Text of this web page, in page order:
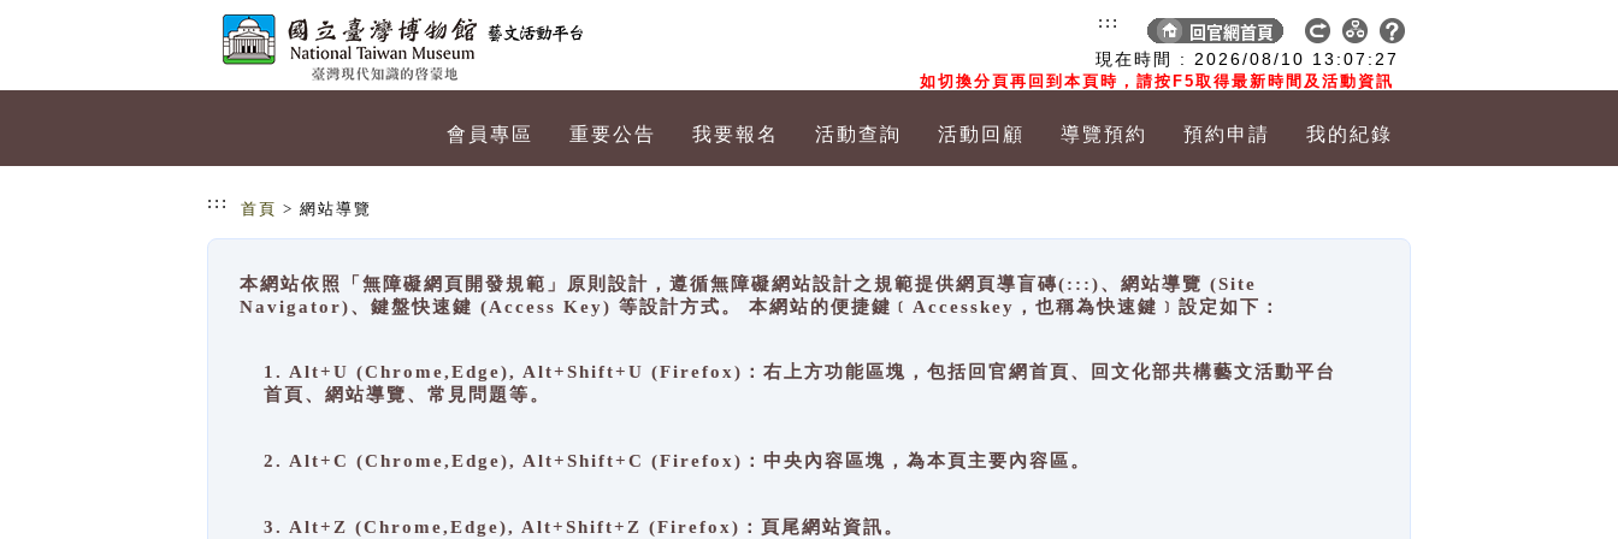
現在時間 : 2026/08/10 13:07:27
如切換分頁再回到本頁時，請按F5取得最新時間及活動資訊
:::
會員專區 重要公告 我要報名 活動查詢 活動回顧 導覽預約 預約申請 我的紀錄
::: 首頁 > 網站導覽
本網站依照「無障礙網頁開發規範」原則設計，遵循無障礙網站設計之規範提供網頁導盲磚(:::)、網站導覽 (Site
Navigator)、鍵盤快速鍵 (Access Key) 等設計方式。 本網站的便捷鍵﹝Accesskey，也稱為快速鍵﹞設定如下：
1. Alt+U (Chrome,Edge), Alt+Shift+U (Firefox)：右上方功能區塊，包括回官網首頁、回文化部共構藝文活動平台
首頁、網站導覽、常見問題等。
2. Alt+C (Chrome,Edge), Alt+Shift+C (Firefox)：中央內容區塊，為本頁主要內容區。
3. Alt+Z (Chrome,Edge), Alt+Shift+Z (Firefox)：頁尾網站資訊。